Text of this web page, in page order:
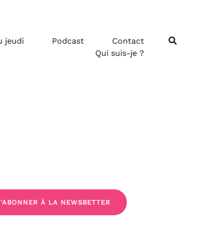
jeudi Podcast
Contact
Qui suis-je ?
À LA NEWSBETTER